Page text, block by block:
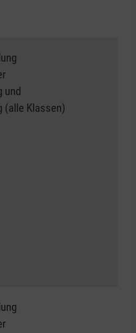
und
(alle Klassen)